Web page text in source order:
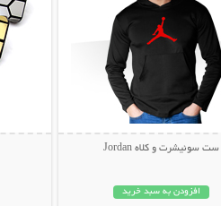
ست سوئیشرت و کلاه Jordan
افزودن به سبد خرید